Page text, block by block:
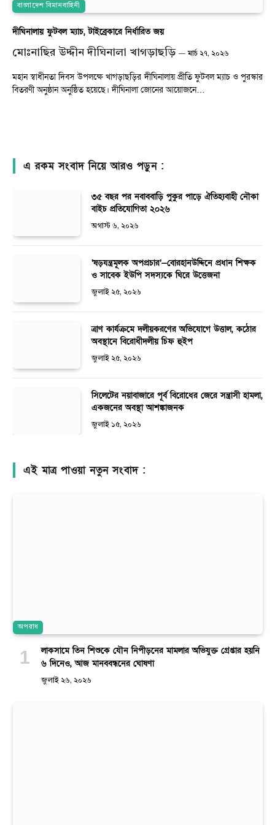
বাংলাদেশ বিমানবাহিনী
দীঘিনালায় ফুটবল ম্যাচ, টাইব্রেকারে নির্ধারিত জয়
মোঃনাছির উদ্দীন দীঘিনালা খাগড়াছড়ি মার্চ ২৭, ২০২৬
মহান স্বাধীনতা দিবস উপলক্ষে খাগড়াছড়ির দীঘিনালায় প্রীতি ফুটবল ম্যাচ ও পুরস্কার
বিতরণী অনুষ্ঠান অনুষ্ঠিত হয়েছে। দীঘিনালা জোনের আয়োজনে…
এ রকম সংবাদ নিয়ে আরও পড়ুন :
৩৫ বছর পর নবাববাড়ি পুকুর পাড়ে ঐতিহ্যবাহী নৌকা
বাইচ প্রতিযোগিতা ২০২৬
অগাস্ট ৬, ২০২৬
‘ষড়যন্ত্রমূলক অপপ্রচার’—বোরহানউদ্দিনে প্রধান শিক্ষক
ও সাবেক ইউপি সদস্যকে ঘিরে উত্তেজনা
জুলাই ২৫, ২০২৬
ত্রাণ কার্যক্রমে দলীয়করণের অভিযোগে উত্তাল, কঠোর
অবস্থানে বিরোধীদলীয় চিফ হুইপ
জুলাই ২৫, ২০২৬
সিলেটের নয়াবাজারে পূর্ব বিরোধের জেরে সন্ত্রাসী হামলা,
একজনের অবস্থা আশঙ্কাজনক
জুলাই ১৫, ২০২৬
এই মাত্র পাওয়া নতুন সংবাদ :
অপরাধ
লাকসামে তিন শিশুকে যৌন নিপীড়নের মামলার অভিযুক্ত গ্রেপ্তার হয়নি
৬ দিনেও, আজ মানববন্ধনের ঘোষণা
জুলাই ২৬, ২০২৬